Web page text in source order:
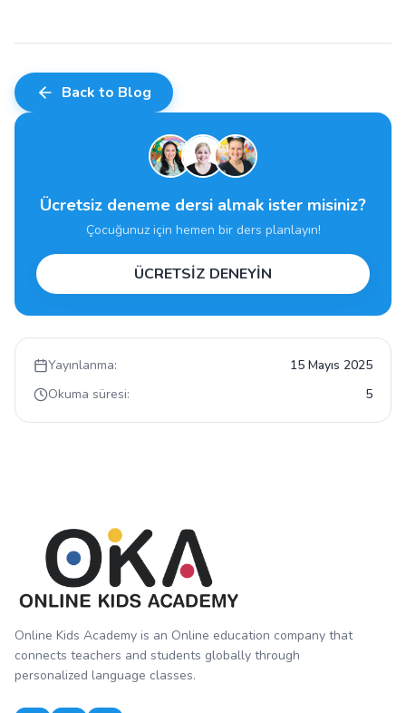
Back to Blog
Ücretsiz deneme dersi almak ister misiniz?
Çocuğunuz için hemen bir ders planlayın!
ÜCRETSİZ DENEYİN
Yayınlanma:
15 Mayıs 2025
Okuma süresi:
5
Online Kids Academy is an Online education company that
connects teachers and students globally through
personalized language classes.